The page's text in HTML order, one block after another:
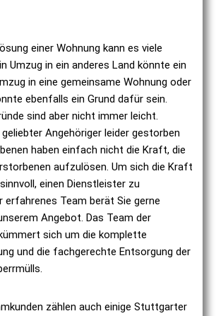
einer Wohnung kann es viele
Umzug in ein anderes Land könnte ein
in eine gemeinsame Wohnung oder
ebenfalls ein Grund dafür sein.
sind aber nicht immer leicht.
Angehöriger leider gestorben
haben einfach nicht die Kraft, die
aufzulösen. Um sich die Kraft
einen Dienstleister zu
erfahrenes Team berät Sie gerne
Angebot. Das Team der
sich um die komplette
und die fachgerechte Entsorgung der
zählen auch einige Stuttgarter